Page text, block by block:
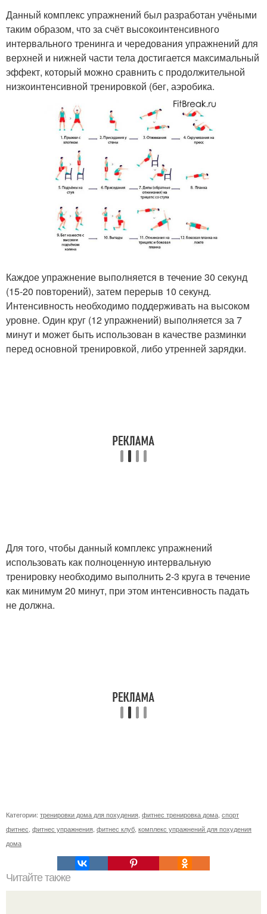
Данный комплекс упражнений был разработан учёными
таким образом, что за счёт высокоинтенсивного
интервального тренинга и чередования упражнений для
верхней и нижней части тела достигается максимальный
эффект, который можно сравнить с продолжительной
низкоинтенсивной тренировкой (бег, аэробика.
Каждое упражнение выполняется в течение 30 секунд
(15-20 повторений), затем перерыв 10 секунд.
Интенсивность необходимо поддерживать на высоком
уровне. Один круг (12 упражнений) выполняется за 7
минут и может быть использован в качестве разминки
перед основной тренировкой, либо утренней зарядки.
Для того, чтобы данный комплекс упражнений
использовать как полноценную интервальную
тренировку необходимо выполнить 2-3 круга в течение
как минимум 20 минут, при этом интенсивность падать
не должна.
Категории: тренировки дома для похудения фитнес тренировка дома спорт
фитнес фитнес упражнения фитнес клуб комплекс упражнений для похудения
дома
Читайте также